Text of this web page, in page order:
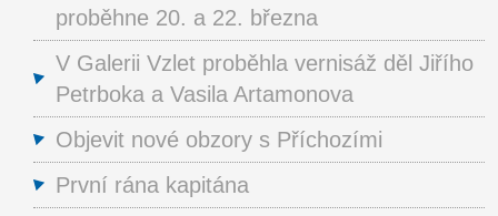
proběhne 20. a 22. března
V Galerii Vzlet proběhla vernisáž děl Jiřího
Petrboka a Vasila Artamonova
Objevit nové obzory s Příchozími
První rána kapitána